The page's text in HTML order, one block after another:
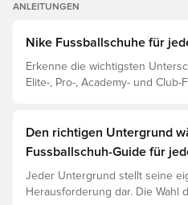
ANLEITUNGEN
Nike Fussballschuhe für
Erkenne die wichtigsten
Elite-, Pro-, Academy- und Club-
Den richtigen Untergrund
Fussballschuh-Guide für
Jeder Untergrund stellt seine
Herausforderung dar. Die Wahl